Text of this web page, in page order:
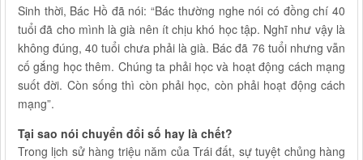
Sinh thời, Bác Hồ đã nói: “Bác thường nghe nói có đồng chí 40
tuổi đã cho mình là già nên ít chịu khó học tập. Nghĩ như vậy là
không đúng, 40 tuổi chưa phải là già. Bác đã 76 tuổi nhưng vẫn
cố gắng học thêm. Chúng ta phải học và hoạt động cách mạng
suốt đời. Còn sống thì còn phải học, còn phải hoạt động cách
mạng”.
Tại sao nói chuyển đổi số hay là chết?
Trong lịch sử hàng triệu năm của Trái đất, sự tuyệt chủng hàng